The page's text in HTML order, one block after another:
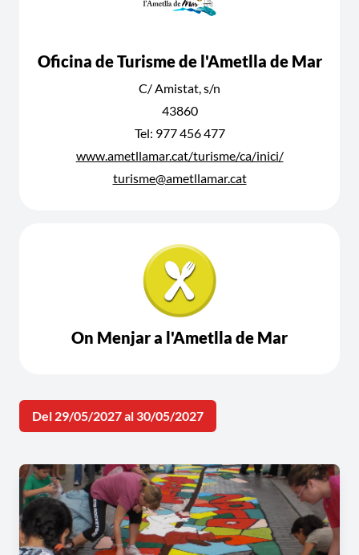
Oficina de Turisme de l'Ametlla de Mar
C/ Amistat, s/n
43860
Tel: 977 456 477
www.ametllamar.cat/turisme/ca/inici/
turisme@ametllamar.cat
On Menjar a l'Ametlla de Mar
Del 29/05/2027 al 30/05/2027